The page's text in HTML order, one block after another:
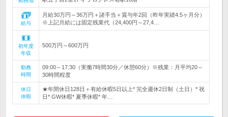
給与
月給30万円～36万円＋諸手当＋賞与年2回（昨年実績4.5ヶ月分）
※上記月給には固定残業代（24,400円～27,4…
初年度
年収
500万円～600万円
勤務
時間
09:00～17:30（実働7時間30分／休憩60分）※残業：月平均20～
30時間程度
休日
休暇
★年間休日128日＋有給休暇5日以上* 完全週休2日制（土日）* 祝
日* GW休暇* 夏季休暇* 年…